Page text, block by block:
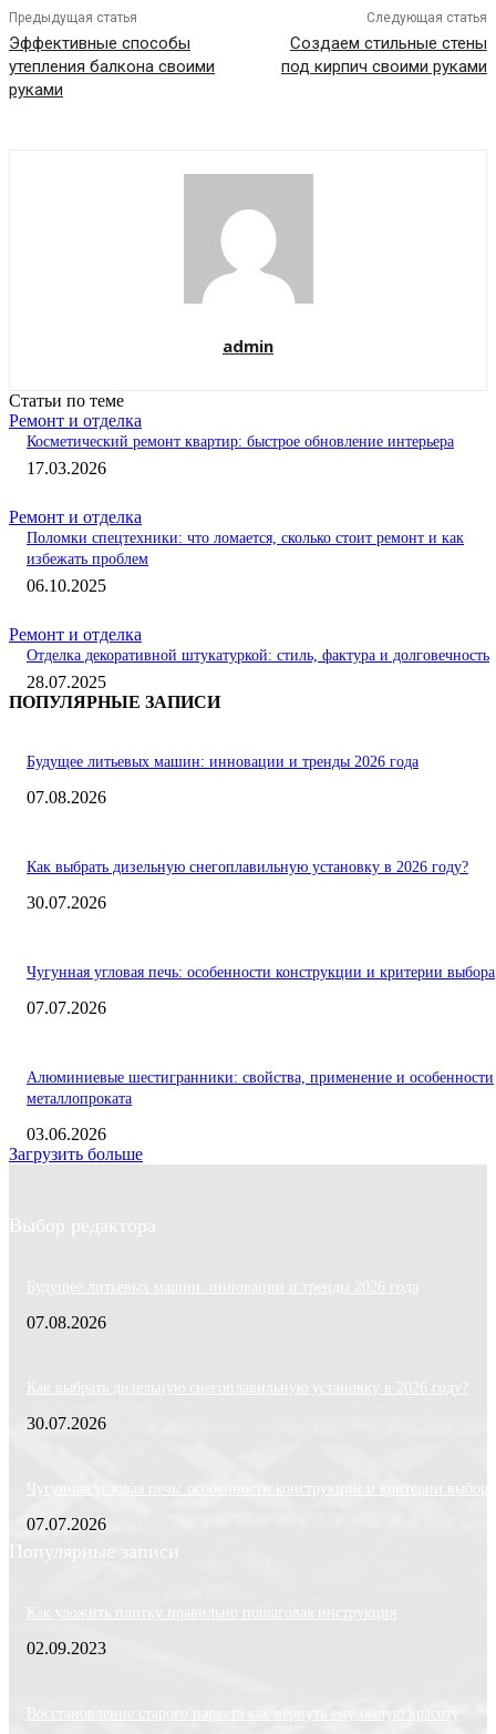
Предыдущая статья
Эффективные способы
утепления балкона своими
руками
Следующая статья
Создаем стильные стены
под кирпич своими руками
admin
Статьи по теме
Ремонт и отделка
Косметический ремонт квартир: быстрое обновление интерьера
17.03.2026
Ремонт и отделка
Поломки спецтехники: что ломается, сколько стоит ремонт и как
избежать проблем
06.10.2025
Ремонт и отделка
Отделка декоративной штукатуркой: стиль, фактура и долговечность
28.07.2025
ПОПУЛЯРНЫЕ ЗАПИСИ
Будущее литьевых машин: инновации и тренды 2026 года
07.08.2026
Как выбрать дизельную снегоплавильную установку в 2026 году?
30.07.2026
Чугунная угловая печь: особенности конструкции и критерии выбора
07.07.2026
Алюминиевые шестигранники: свойства, применение и особенности
металлопроката
03.06.2026
Загрузить больше
Выбор редактора
Будущее литьевых машин: инновации и тренды 2026 года
07.08.2026
Как выбрать дизельную снегоплавильную установку в 2026 году?
30.07.2026
Чугунная угловая печь: особенности конструкции и критерии выбора
07.07.2026
Популярные записи
Как уложить плитку правильно пошаговая инструкция
02.09.2023
Восстановление старого паркета как вернуть ему былую красоту